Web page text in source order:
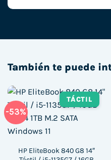
También te puede
-53%
TÁCTIL
HP EliteBook 840 G8 14″